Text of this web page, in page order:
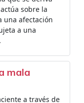
sobre la
una afectación
a una
mala
a través de